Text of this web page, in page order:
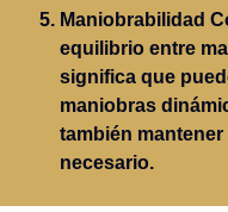
Maniobrabilidad
equilibrio entre
significa que
maniobras
también
necesario.